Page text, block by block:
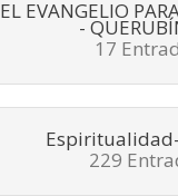
EL EVANGELIO
-
17
229